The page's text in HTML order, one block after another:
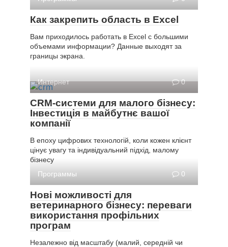
Как закрепить область в Excel
Вам приходилось работать в Excel с большими
объемами информации? Данные выходят за
границы экрана.
Интернет 0
CRM-системи для малого бізнесу:
Інвестиція в майбутнє вашої
компанії
В епоху цифрових технологій, коли кожен клієнт
цінує увагу та індивідуальний підхід, малому
бізнесу
Программы
0
Нові можливості для
ветеринарного бізнесу: переваги
використання профільних
програм
Незалежно від масштабу (малий, середній чи